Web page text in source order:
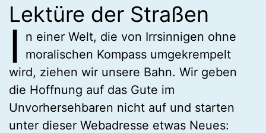
Lektüre der Straßen
I
n einer Welt, die von Irrsinnigen ohne
moralischen Kompass umgekrempelt
wird, ziehen wir unsere Bahn. Wir geben
die Hoffnung auf das Gute im
Unvorhersehbaren nicht auf und starten
unter dieser Webadresse etwas Neues: